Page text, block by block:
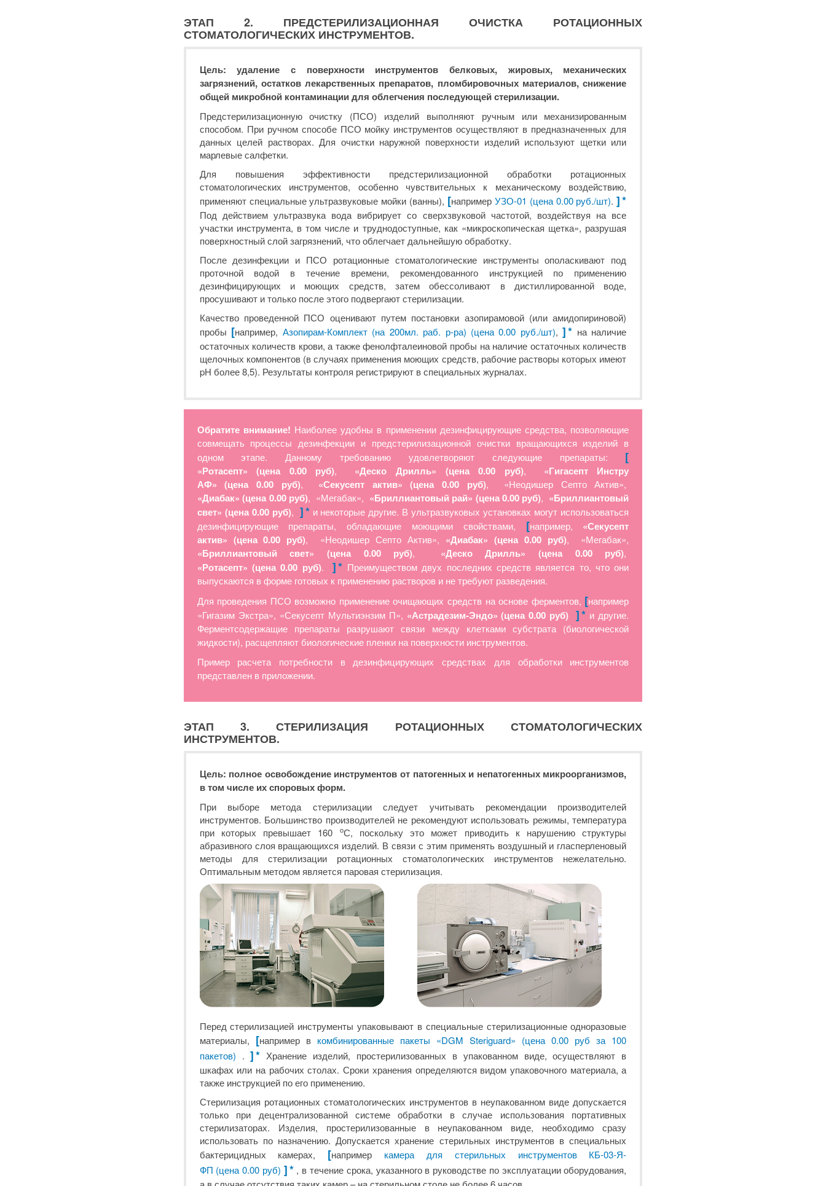
ЭТАП 2. ПРЕДСТЕРИЛИЗАЦИОННАЯ ОЧИСТКА РОТАЦИОННЫХ
СТОМАТОЛОГИЧЕСКИХ ИНСТРУМЕНТОВ.
Цель: удаление с поверхности инструментов белковых, жировых, механических
загрязнений, остатков лекарственных препаратов, пломбировочных материалов, снижение
общей микробной контаминации для облегчения последующей стерилизации.
Предстерилизационную очистку (ПСО) изделий выполняют ручным или механизированным
способом. При ручном способе ПСО мойку инструментов осуществляют в предназначенных для
данных целей растворах. Для очистки наружной поверхности изделий используют щетки или
марлевые салфетки.
Для повышения эффективности предстерилизационной обработки ротационных
стоматологических инструментов, особенно чувствительных к механическому воздействию,
применяют специальные ультразвуковые мойки (ванны), [например УЗО-01 (цена 0.00 руб./шт).]*
Под действием ультразвука вода вибрирует со сверхзвуковой частотой, воздействуя на все
участки инструмента, в том числе и труднодоступные, как «микроскопическая щетка», разрушая
поверхностный слой загрязнений, что облегчает дальнейшую обработку.
После дезинфекции и ПСО ротационные стоматологические инструменты ополаскивают под
проточной водой в течение времени, рекомендованного инструкцией по применению
дезинфицирующих и моющих средств, затем обессоливают в дистиллированной воде,
просушивают и только после этого подвергают стерилизации.
Качество проведенной ПСО оценивают путем постановки азопирамовой (или амидопириновой)
пробы [например, Азопирам-Комплект (на 200мл. раб. р-ра) (цена 0.00 руб./шт),]* на наличие
остаточных количеств крови, а также фенолфталеиновой пробы на наличие остаточных количеств
щелочных компонентов (в случаях применения моющих средств, рабочие растворы которых имеют
pH более 8,5). Результаты контроля регистрируют в специальных журналах.
Обратите внимание! Наиболее удобны в применении дезинфицирующие средства, позволяющие
совмещать процессы дезинфекции и предстерилизационной очистки вращающихся изделий в
одном этапе. Данному требованию удовлетворяют следующие препараты: [
«Ротасепт» (цена 0.00 руб), «Деско Дрилль» (цена 0.00 руб), «Гигасепт Инстру
АФ» (цена 0.00 руб), «Секусепт актив» (цена 0.00 руб), «Неодишер Септо Актив»,
«Диабак» (цена 0.00 руб), «Мегабак», «Бриллиантовый рай» (цена 0.00 руб), «Бриллиантовый
свет» (цена 0.00 руб), ]*и некоторые другие. В ультразвуковых установках могут использоваться
дезинфицирующие препараты, обладающие моющими свойствами, [например, «Секусепт
актив» (цена 0.00 руб), «Неодишер Септо Актив», «Диабак» (цена 0.00 руб), «Мегабак»,
«Бриллиантовый свет» (цена 0.00 руб), «Деско Дрилль» (цена 0.00 руб),
«Ротасепт» (цена 0.00 руб).]* Преимуществом двух последних средств является то, что они
выпускаются в форме готовых к применению растворов и не требуют разведения.
Для проведения ПСО возможно применение очищающих средств на основе ферментов, [например
«Гигазим Экстра», «Секусепт Мультиэнзим П», «Астрадезим-Эндо» (цена 0.00 руб) ]* и другие.
Ферментсодержащие препараты разрушают связи между клетками субстрата (биологической
жидкости), расщепляют биологические пленки на поверхности инструментов.
Пример расчета потребности в дезинфицирующих средствах для обработки инструментов
представлен в приложении.
ЭТАП 3. СТЕРИЛИЗАЦИЯ РОТАЦИОННЫХ СТОМАТОЛОГИЧЕСКИХ
ИНСТРУМЕНТОВ.
Цель: полное освобождение инструментов от патогенных и непатогенных микроорганизмов,
в том числе их споровых форм.
При выборе метода стерилизации следует учитывать рекомендации производителей
инструментов. Большинство производителей не рекомендуют использовать режимы, температура
при которых превышает 160
оС, поскольку это может приводить к нарушению структуры
абразивного слоя вращающихся изделий. В связи с этим применять воздушный и гласперленовый
методы для стерилизации ротационных стоматологических инструментов нежелательно.
Оптимальным методом является паровая стерилизация.
Перед стерилизацией инструменты упаковывают в специальные стерилизационные одноразовые
материалы, [например в комбинированные пакеты «DGM Steriguard» (цена 0.00 руб за 100
пакетов) .]* Хранение изделий, простерилизованных в упакованном виде, осуществляют в
шкафах или на рабочих столах. Сроки хранения определяются видом упаковочного материала, а
также инструкцией по его применению.
Стерилизация ротационных стоматологических инструментов в неупакованном виде допускается
только при децентрализованной системе обработки в случае использования портативных
стерилизаторах. Изделия, простерилизованные в неупакованном виде, необходимо сразу
использовать по назначению. Допускается хранение стерильных инструментов в специальных
бактерицидных камерах, [например камера для стерильных инструментов КБ-03-Я-
ФП (цена 0.00 руб) ]*, в течение срока, указанного в руководстве по эксплуатации оборудования,